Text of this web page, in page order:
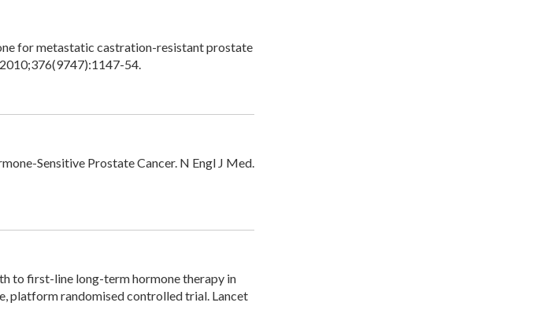
for metastatic castration-resistant prostate
54.
Sensitive Prostate Cancer. N Engl J Med.
to first-line long-term hormone therapy in
platform randomised controlled trial. Lancet